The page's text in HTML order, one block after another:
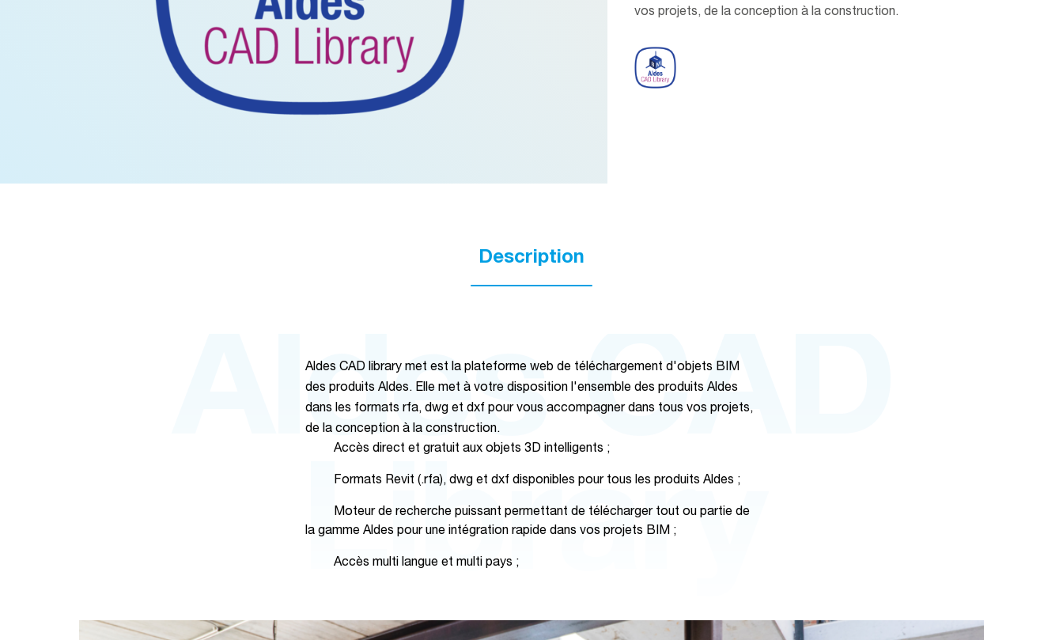
vos projets, de la conception à la construction.
Description
Aldes CAD
Library
Aldes CAD library met est la plateforme web de téléchargement d'objets BIM
des produits Aldes. Elle met à votre disposition l'ensemble des produits Aldes
dans les formats rfa, dwg et dxf pour vous accompagner dans tous vos projets,
de la conception à la construction.
Accès direct et gratuit aux objets 3D intelligents ;
Formats Revit (.rfa), dwg et dxf disponibles pour tous les produits Aldes ;
Moteur de recherche puissant permettant de télécharger tout ou partie de
la gamme Aldes pour une intégration rapide dans vos projets BIM ;
Accès multi langue et multi pays ;